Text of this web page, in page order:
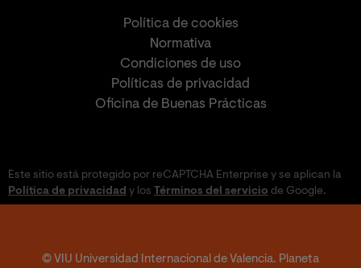
Política de cookies
Normativa
Condiciones de uso
Políticas de privacidad
Oficina de Buenas Prácticas
Este sitio está protegido por reCAPTCHA Enterprise y se aplican la
Política de privacidad y los Términos del servicio de Google.
© VIU Universidad Internacional de Valencia. Planeta